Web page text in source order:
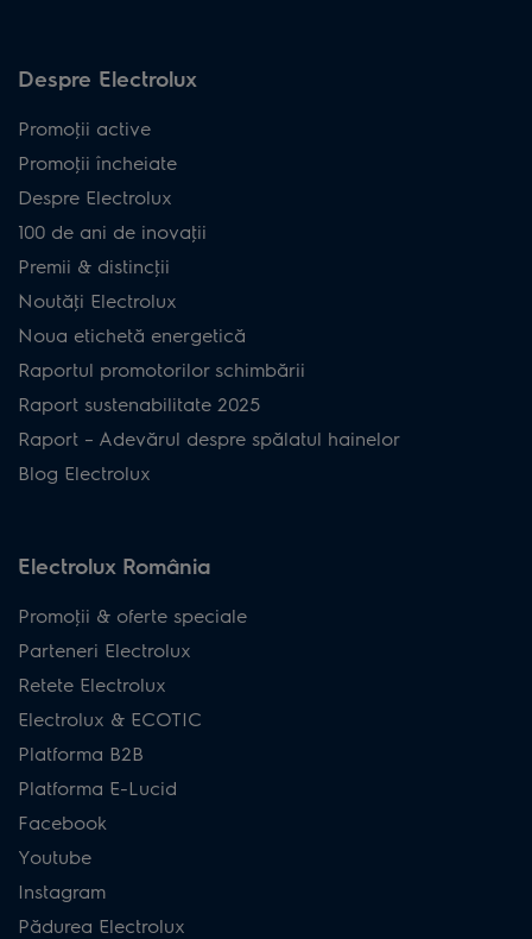
Despre Electrolux
Promoţii active
Promoţii încheiate
Despre Electrolux
100 de ani de inovaţii
Premii & distincţii
Noutăţi Electrolux
Noua etichetă energetică
Raportul promotorilor schimbării
Raport sustenabilitate 2025
Raport – Adevărul despre spălatul hainelor
Blog Electrolux
Electrolux România
Promoţii & oferte speciale
Parteneri Electrolux
Retete Electrolux
Electrolux & ECOTIC
Platforma B2B
Platforma E-Lucid
Facebook
Youtube
Instagram
Pădurea Electrolux